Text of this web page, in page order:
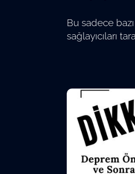
Bu sadece
sağlayıcıları